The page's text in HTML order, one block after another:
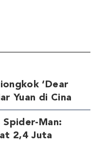
‘Dear
Yuan di Cina
Spider-Man:
2,4 Juta